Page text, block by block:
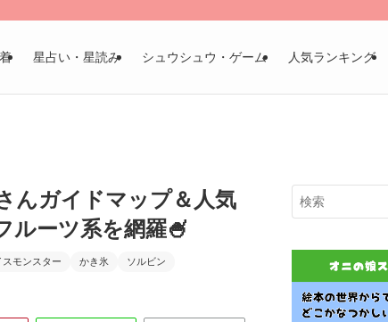
星占い・星読み シュウシュウ・ゲーム 人気ランキング
んガイドマップ＆人気
ルーツ系を網羅🍧
スモンスター かき氷 ソルビン